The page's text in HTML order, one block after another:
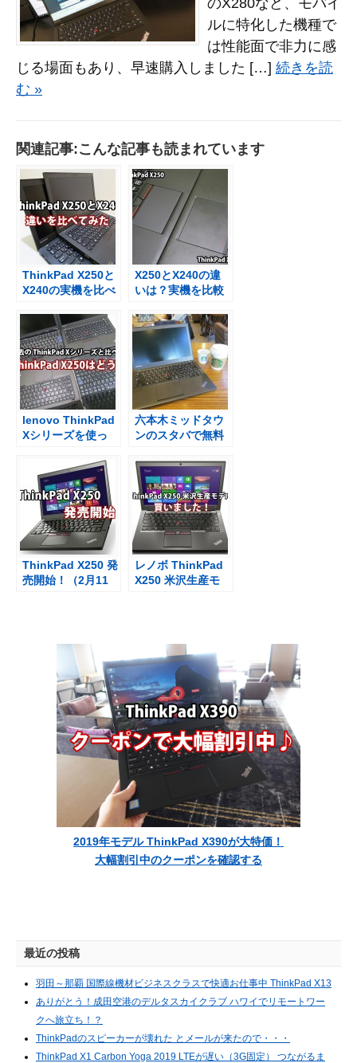
のX280など、モバイ
ルに特化した機種で
は性能面で非力に感
じる場面もあり、早速購入しました […] 続きを読
む »
関連記事:こんな記事も読まれています
ThinkPad X250と
X240の実機を比べ
X250とX240の違
いは？実機を比較
lenovo ThinkPad
Xシリーズを使っ
う？【動画あり】
六本木ミッドタウ
ンのスタバで無料
ち合わせ
ThinkPad X250 発
売開始！（2月11
レノボ ThinkPad
X250 米沢生産モ
2019年モデル ThinkPad X390が大特価！
大幅割引中のクーポンを確認する
最近の投稿
羽田～那覇 国際線機材ビジネスクラスで快適お仕事中 ThinkPad X13
ありがとう！成田空港のデルタスカイクラブ ハワイでリモートワー
クへ旅立ち！？
ThinkPadのスピーカーが壊れた とメールが来たので・・・
ThinkPad X1 Carbon Yoga 2019 LTEが遅い（3G固定） つながるま